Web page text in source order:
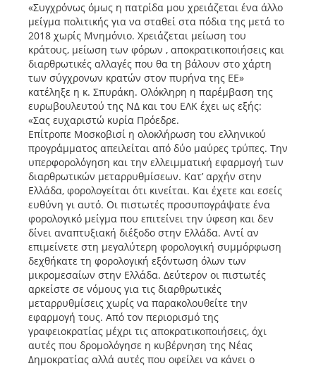
«Συγχρόνως όμως η πατρίδα μου χρειάζεται ένα άλλο
μείγμα πολιτικής για να σταθεί στα πόδια της μετά το
2018 χωρίς Μνημόνιο. Χρειάζεται μείωση του
κράτους, μείωση των φόρων , αποκρατικοποιήσεις και
διαρθρωτικές αλλαγές που θα τη βάλουν στο χάρτη
των σύγχρονων κρατών στον πυρήνα της ΕΕ»
κατέληξε η κ. Σπυράκη. Ολόκληρη η παρέμβαση της
ευρωβουλευτού της ΝΔ και του ΕΛΚ έχει ως εξής:
«Σας ευχαριστώ κυρία Πρόεδρε.
Επίτροπε Μοσκοβισί η ολοκλήρωση του ελληνικού
προγράμματος απειλείται από δύο μαύρες τρύπες. Την
υπερφορολόγηση και την ελλειμματική εφαρμογή των
διαρθρωτικών μεταρρυθμίσεων. Κατ’ αρχήν στην
Ελλάδα, φορολογείται ότι κινείται. Και έχετε και εσείς
ευθύνη γι αυτό. Οι πιστωτές προσυπογράψατε ένα
φορολογικό μείγμα που επιτείνει την ύφεση και δεν
δίνει αναπτυξιακή διέξοδο στην Ελλάδα. Αντί αν
επιμείνετε στη μεγαλύτερη φορολογική συμμόρφωση
δεχθήκατε τη φορολογική εξόντωση όλων των
μικρομεσαίων στην Ελλάδα. Δεύτερον οι πιστωτές
αρκείστε σε νόμους για τις διαρθρωτικές
μεταρρυθμίσεις χωρίς να παρακολουθείτε την
εφαρμογή τους. Από τον περιορισμό της
γραφειοκρατίας μέχρι τις αποκρατικοποιήσεις, όχι
αυτές που δρομολόγησε η κυβέρνηση της Νέας
Δημοκρατίας αλλά αυτές που οφείλει να κάνει ο